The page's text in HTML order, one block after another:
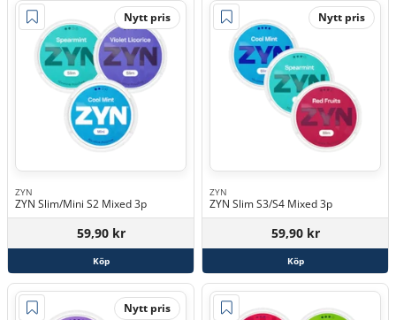
Nytt pris
ZYN
ZYN Slim/Mini S2 Mixed 3p
59,90 kr
Köp
Nytt pris
ZYN
ZYN Slim S3/S4 Mixed 3p
59,90 kr
Köp
Nytt pris